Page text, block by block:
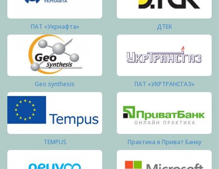
ПАТ «Укрнафта» ДТЕК
Geo synthesis ПАТ «УКРТРАНСГАЗ»
TEMPUS Практика в Приват Банку